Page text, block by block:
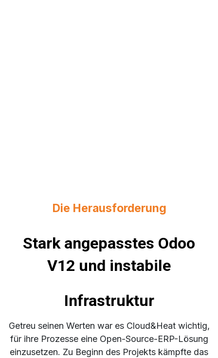
Die Herausforderung
Stark angepasstes Odoo
V12 und instabile
Infrastruktur
Getreu seinen Werten war es Cloud&Heat wichtig,
für ihre Prozesse eine Open-Source-ERP-Lösung
einzusetzen. Zu Beginn des Projekts kämpfte das